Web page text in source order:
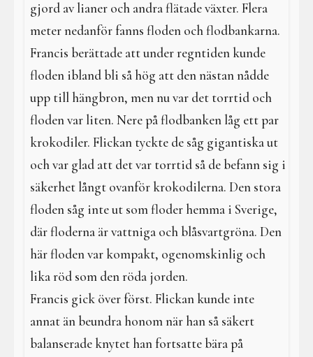
gjord av lianer och andra flätade växter. Flera
meter nedanför fanns floden och flodbankarna.
Francis berättade att under regntiden kunde
floden ibland bli så hög att den nästan nådde
upp till hängbron, men nu var det torrtid och
floden var liten. Nere på flodbanken låg ett par
krokodiler. Flickan tyckte de såg gigantiska ut
och var glad att det var torrtid så de befann sig i
säkerhet långt ovanför krokodilerna. Den stora
floden såg inte ut som floder hemma i Sverige,
där floderna är vattniga och blåsvartgröna. Den
här floden var kompakt, ogenomskinlig och
lika röd som den röda jorden.
Francis gick över först. Flickan kunde inte
annat än beundra honom när han så säkert
balanserade knytet han fortsatte bära på